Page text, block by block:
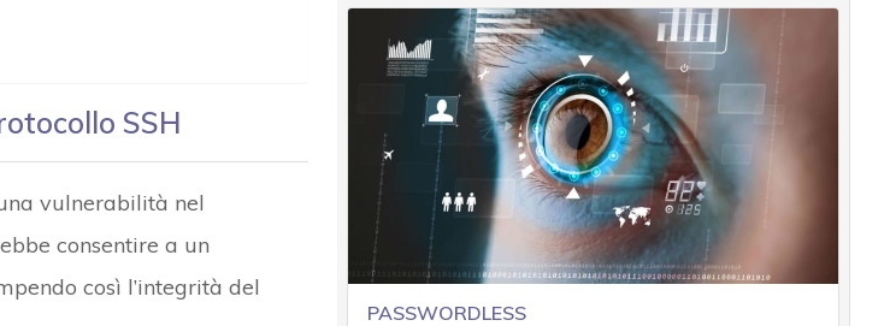
SSH
vulnerabilità nel
consentire a un
così l’integrità del
PASSWORDLESS